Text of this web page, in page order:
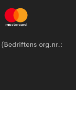
org.nr.: